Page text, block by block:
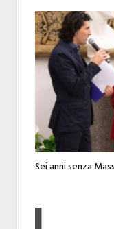
Sei anni senza